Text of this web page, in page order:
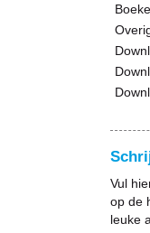
Vul
op de
leuke